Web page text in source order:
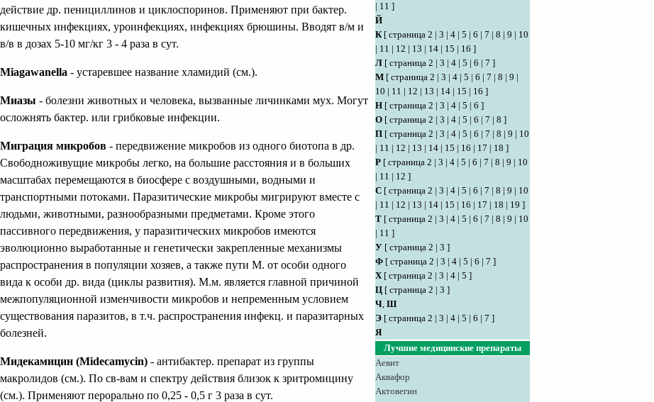
действие др. пенициллинов и циклоспоринов. Применяют при бактер.
кишечных инфекциях, уроинфекциях, инфекциях брюшины. Вводят в/м и
в/в в дозах 5-10 мг/кг 3 - 4 раза в сут.
Miagawanella - устаревшее название хламидий (см.).
Миазы - болезни животных и человека, вызванные личинками мух. Могут
осложнять бактер. или грибковые инфекции.
Миграция микробов - передвижение микробов из одного биотопа в др.
Свободноживущие микробы легко, на большие расстояния и в больших
масштабах перемещаются в биосфере с воздушными, водными и
транспортными потоками. Паразитические микробы мигрируют вместе с
людьми, животными, разнообразными предметами. Кроме этого
пассивного передвижения, у паразитических микробов имеются
эволюционно выработанные и генетически закрепленные механизмы
распространения в популяции хозяев, а также пути М. от особи одного
вида к особи др. вида (циклы развития). М.м. является главной причиной
межпопуляционной изменчивости микробов и непременным условием
существования паразитов, в т.ч. распространения инфекц. и паразитарных
болезней.
Мидекамицин (Midecamycin) - антибактер. препарат из группы
макролидов (см.). По св-вам и спектру действия близок к зритромицину
(см.). Применяют перорально по 0,25 - 0,5 г 3 раза в сут.
| 11 ]
Й
К[ страница 2 | 3 | 4 | 5 | 6 | 7 | 8 | 9 | 10
| 11 | 12 | 13 | 14 | 15 | 16 ]
Л [ страница 2 | 3 | 4 | 5 | 6 | 7 ]
М [ страница 2 | 3 | 4 | 5 | 6 | 7 | 8 | 9 |
10 | 11 | 12 | 13 | 14 | 15 | 16 ]
Н [ страница 2 | 3 | 4 | 5 | 6 ]
О [ страница 2 | 3 | 4 | 5 | 6 | 7 | 8 ]
П [ страница 2 | 3 | 4 | 5 | 6 | 7 | 8 | 9 | 10
| 11 | 12 | 13 | 14 | 15 | 16 | 17 | 18 ]
Р [ страница 2 | 3 | 4 | 5 | 6 | 7 | 8 | 9 | 10
| 11 | 12 ]
С [ страница 2 | 3 | 4 | 5 | 6 | 7 | 8 | 9 | 10
| 11 | 12 | 13 | 14 | 15 | 16 | 17 | 18 | 19 ]
Т [ страница 2 | 3 | 4 | 5 | 6 | 7 | 8 | 9 | 10
| 11 ]
У [ страница 2 | 3 ]
Ф [ страница 2 | 3 | 4 | 5 | 6 | 7 ]
Х[ страница 2 | 3 | 4 | 5 ]
Ц [ страница 2 | 3 ]
Ч, Ш
Э [ страница 2 | 3 | 4 | 5 | 6 | 7 ]
Я
Лучшие медицинские препараты
Аевит
Аквафор
Актовегин